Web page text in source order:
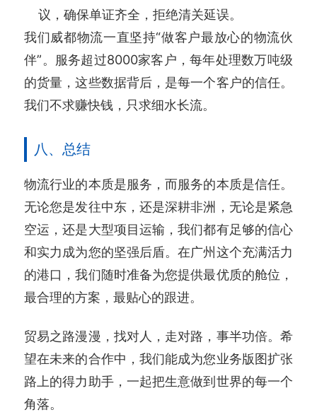
议，确保单证齐全，拒绝清关延误。
我们威都物流一直坚持“做客户最放心的物流伙
伴”。服务超过8000家客户，每年处理数万吨级
的货量，这些数据背后，是每一个客户的信任。
我们不求赚快钱，只求细水长流。
八、总结
物流行业的本质是服务，而服务的本质是信任。
无论您是发往中东，还是深耕非洲，无论是紧急
空运，还是大型项目运输，我们都有足够的信心
和实力成为您的坚强后盾。在广州这个充满活力
的港口，我们随时准备为您提供最优质的舱位，
最合理的方案，最贴心的跟进。
贸易之路漫漫，找对人，走对路，事半功倍。希
望在未来的合作中，我们能成为您业务版图扩张
路上的得力助手，一起把生意做到世界的每一个
角落。